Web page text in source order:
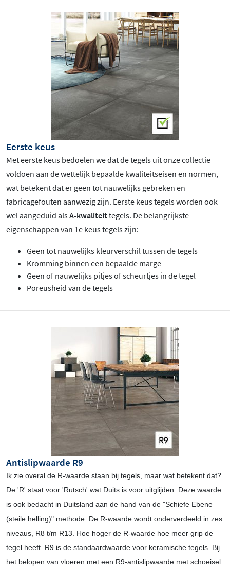
Eerste keus
Met eerste keus bedoelen we dat de tegels uit onze collectie
voldoen aan de wettelijk bepaalde kwaliteitseisen en normen,
wat betekent dat er geen tot nauwelijks gebreken en
fabricagefouten aanwezig zijn. Eerste keus tegels worden ook
wel aangeduid alsA-kwaliteittegels. De belangrijkste
eigenschappen van 1e keus tegels zijn:
Geen tot nauwelijks kleurverschil tussen de tegels
Kromming binnen een bepaalde marge
Geen of nauwelijks pitjes of scheurtjes in de tegel
Poreusheid van de tegels
Antislipwaarde R9
Ik zie overal de R-waarde staan bij tegels, maar wat betekent dat?
De 'R' staat voor 'Rutsch' wat Duits is voor uitglijden. Deze waarde
is ook bedacht in Duitsland aan de hand van de "Schiefe Ebene
(steile helling)" methode. De R-waarde wordt onderverdeeld in zes
niveaus, R8 t/m R13. Hoe hoger de R-waarde hoe meer grip de
tegel heeft. R9 is de standaardwaarde voor keramische tegels. Bij
het belopen van vloeren met een R9-antislipwaarde met schoeisel